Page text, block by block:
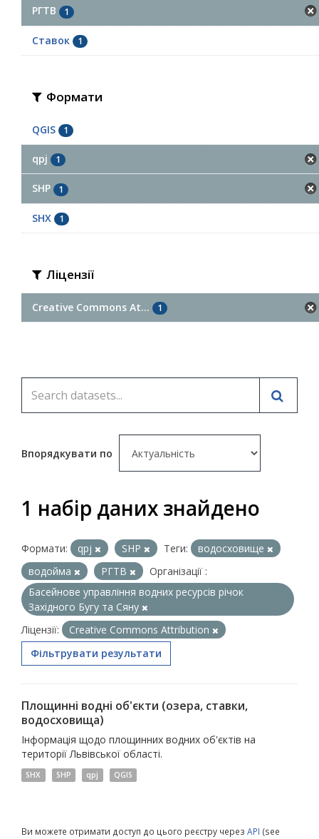
РГТВ 1
Ставок 1
Формати
QGIS 1
qpj 1
SHP 1
SHX 1
Ліцензії
Creative Commons At... 1
Впорядкувати по
1 набір даних знайдено
Формати: qpj SHP Теги:
водосховище
водойма
РГТВ
Організації :
Басейнове управління водних ресурсів річок
Західного Бугу та Сяну
Ліцензії:
Creative Commons Attribution
Фільтрувати результати
Площинні водні об'єкти (озера, ставки,
водосховища)
Інформація щодо площинних водних об'єктів на
території Львівської області.
SHX SHP qpj QGIS
Ви можете отримати доступ до цього реєстру через API (see